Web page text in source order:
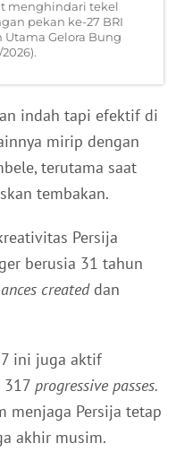
menghindari tekel
pekan ke-27 BRI
Utama Gelora Bung
indah tapi efektif di
mirip dengan
terutama saat
tembakan.
Persija
berusia 31 tahun
createddan
ini juga aktif
317 progressive passes.
menjaga Persija tetap
akhir musim.